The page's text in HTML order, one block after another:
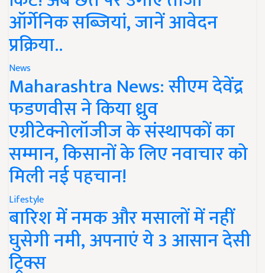
ऑर्गेनिक सब्जियां, जानें आवेदन
प्रक्रिया..
News
Maharashtra News: सीएम देवेंद्र
फडणवीस ने किया ध्रुव
एग्रीटेक्नोलॉजीज के संस्थापकों का
सम्मान, किसानों के लिए नवाचार को
मिली नई पहचान!
Lifestyle
बारिश में नमक और मसालों में नहीं
घुसेगी नमी, अपनाएं ये 3 आसान देसी
ट्रिक्स